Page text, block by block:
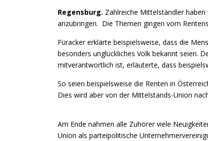
Regensburg. Zahlreiche Mittelständler
anzubringen. Die Themen gingen vom
Füracker erklärte beispielsweise, dass die
besonders unglückliches Volk bekannt seien.
mitverantwortlich ist, erläuterte, dass
So seien beispielsweise die Renten in
Dies wird aber von der Mittelstands-Union
Am Ende nahmen alle Zuhörer viele
Union als parteipolitische